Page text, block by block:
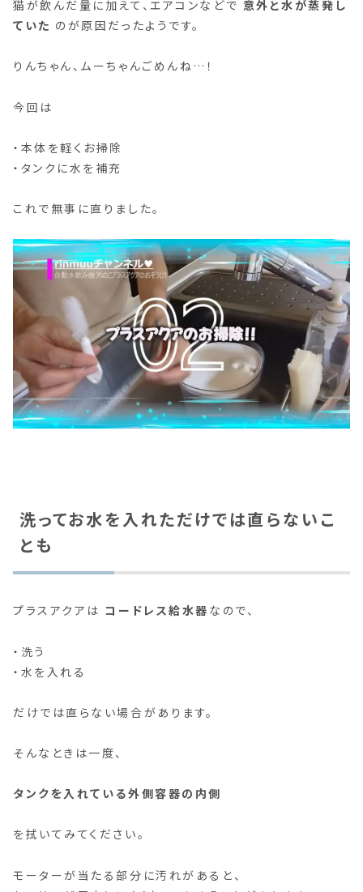
猫が飲んだ量に加えて、エアコンなどで 意外と水が蒸発し
ていた のが原因だったようです。
りんちゃん、ムーちゃんごめんね…！
今回は
・本体を軽くお掃除
・タンクに水を補充
これで無事に直りました。
洗ってお水を入れただけでは直らないこ
とも
プラスアクアは コードレス給水器 なので、
・洗う
・水を入れる
だけでは直らない場合があります。
そんなときは一度、
タンクを入れている外側容器の内側
を拭いてみてください。
モーターが当たる部分に汚れがあると、